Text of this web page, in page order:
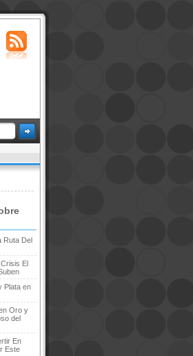
Ruta Del
El
Plata en
Oro y
del
En
Este